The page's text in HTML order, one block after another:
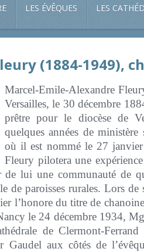
LES ÉVÊQUES LES
(1884-1949),
Marcel-Emile-Alexandre
Versailles, le 30 décembre
prêtre pour le diocèse de
quelques années de
où il est nommé le 27
Fleury pilotera une
de lui une communauté de
de paroisses rurales. Lors
l’honore du titre de
le 24 décembre 1934,
de Clermont-
Gaudel aux côtés de